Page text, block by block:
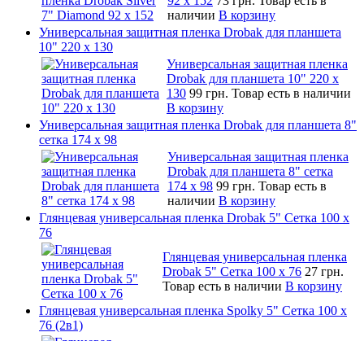
наличии В корзину
Универсальная защитная пленка Drobak для планшета
10" 220 x 130
Универсальная защитная пленка
Drobak для планшета 10" 220 x
130 99 грн. Товар есть в наличии
В корзину
Универсальная защитная пленка Drobak для планшета 8"
сетка 174 x 98
Универсальная защитная пленка
Drobak для планшета 8" сетка
174 x 98 99 грн. Товар есть в
наличии В корзину
Глянцевая универсальная пленка Drobak 5" Сетка 100 x
76
Глянцевая универсальная пленка
Drobak 5" Сетка 100 x 76 27 грн.
Товар есть в наличии В корзину
Глянцевая универсальная пленка Spolky 5" Сетка 100 x
76 (2в1)